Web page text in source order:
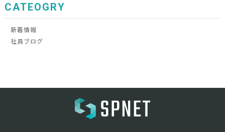
CATEOGRY
新着情報
社員ブログ